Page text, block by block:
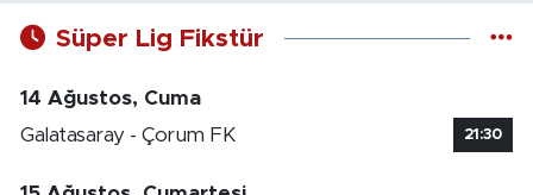
Süper Lig Fikstür
14 Ağustos, Cuma
Galatasaray - Çorum FK
21:30